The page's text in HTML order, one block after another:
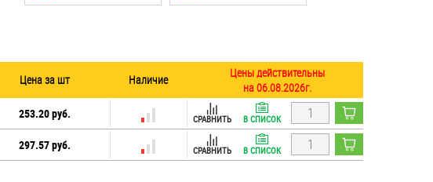
Цена за шт Наличие
Цены действительны
на 06.08.2026г.
253.20 руб. СРАВНИТЬ В СПИСОК
297.57 руб. СРАВНИТЬ В СПИСОК